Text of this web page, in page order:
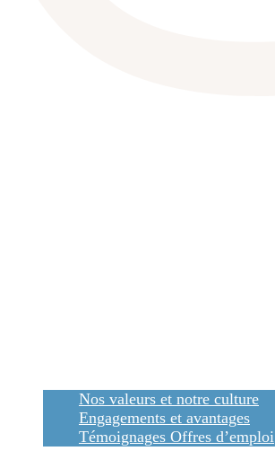
Nos valeurs et notre culture
Engagements et avantages
Témoignages Offres d’emploi